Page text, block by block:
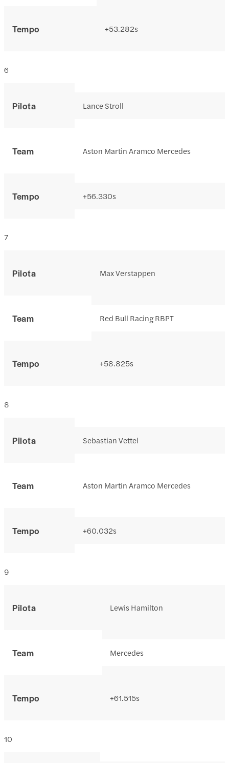
Tempo +53.282s
Pilota
Team
Tempo
6
Lance Stroll
Aston Martin Aramco Mercedes
+56.330s
Pilota
Team
Tempo
7
Max Verstappen
Red Bull Racing RBPT
+58.825s
Pilota
Team
Tempo
8
Sebastian Vettel
Aston Martin Aramco Mercedes
+60.032s
Pilota
Team
Tempo
9
Lewis Hamilton
Mercedes
+61.515s
10